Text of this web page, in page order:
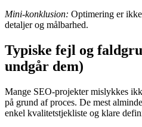
Mini-konklusion: Optimering er
detaljer og målbarhed.
Typiske fejl og
undgår dem)
Mange SEO-projekter mislykkes
på grund af proces. De mest
enkel kvalitetstjekliste og klare